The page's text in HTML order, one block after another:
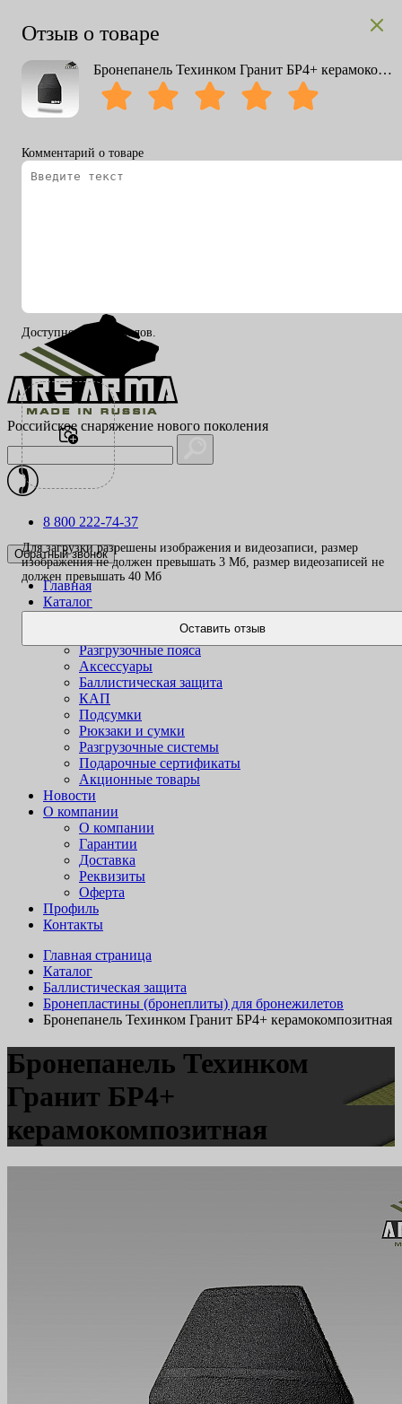
Российское снаряжение нового поколения
8 800 222-74-37
Обратный звонок
Главная
Каталог
Разгрузочные пояса
Аксессуары
Баллистическая защита
КАП
Подсумки
Рюкзаки и сумки
Разгрузочные системы
Подарочные сертификаты
Акционные товары
Новости
О компании
О компании
Гарантии
Доставка
Реквизиты
Оферта
Профиль
Контакты
Главная страница
Каталог
Баллистическая защита
Бронепластины (бронеплиты) для бронежилетов
Бронепанель Техинком Гранит БР4+ керамокомпозитная
Бронепанель Техинком
Гранит БР4+
керамокомпозитная
Отзыв о товаре
Бронепанель Техинком Гранит БР4+ керамокомпозитная
Комментарий о товаре
Доступно 200 символов.
Для загрузки разрешены изображения и видеозаписи, размер
изображения не должен превышать 3 Mб, размер видеозаписей не
должен превышать 40 Mб
Оставить отзыв